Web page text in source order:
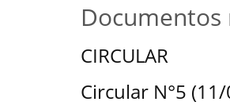
CIRCULAR
Circular N°5